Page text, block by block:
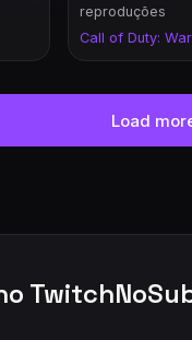
reproduções
Call of Duty:
Load